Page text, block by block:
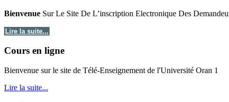
Bienvenue Sur Le Site De L’inscription Electronique Des
Lire la suite...
Cours en ligne
Bienvenue sur le site de Télé-Enseignement de l'Université Oran 1
Lire la suite...